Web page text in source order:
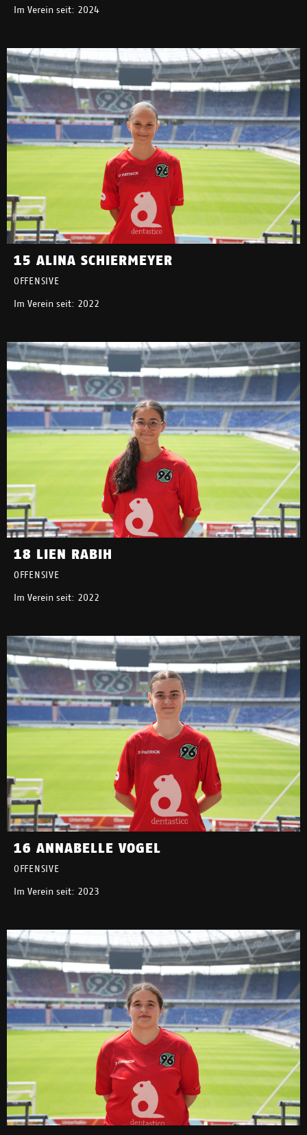
Im Verein seit: 2024
15 ALINA SCHIERMEYER
OFFENSIVE
Im Verein seit: 2022
18 LIEN RABIH
OFFENSIVE
Im Verein seit: 2022
16 ANNABELLE VOGEL
OFFENSIVE
Im Verein seit: 2023